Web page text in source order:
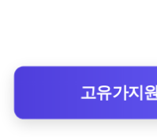
고유가지